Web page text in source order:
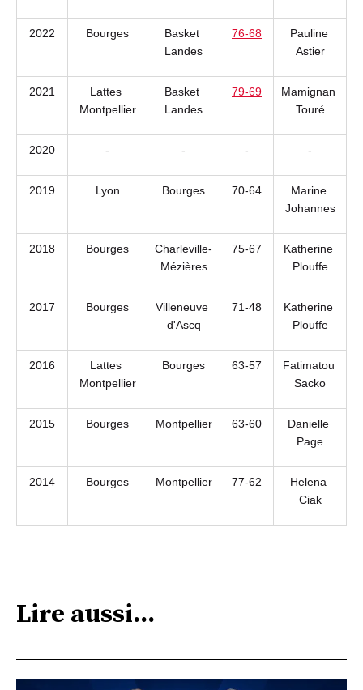
2022 Bourges
Basket
Landes
76-68
Pauline
Astier
2021
Lattes
Montpellier
Basket
Landes
79-69
Mamignan
Touré
2020 - - - -
2019 Lyon Bourges 70-64
Marine
Johannes
2018 Bourges
Charleville-
Mézières
75-67
Katherine
Plouffe
2017 Bourges
Villeneuve
d'Ascq
71-48
Katherine
Plouffe
2016
Lattes
Montpellier
Bourges 63-57
Fatimatou
Sacko
2015 Bourges Montpellier 63-60
Danielle
Page
2014 Bourges Montpellier 77-62
Helena
Ciak
Lire aussi...